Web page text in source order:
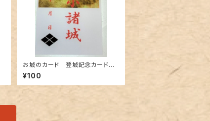
お城のカード 登城記念カード
武田・小諸城A
¥100